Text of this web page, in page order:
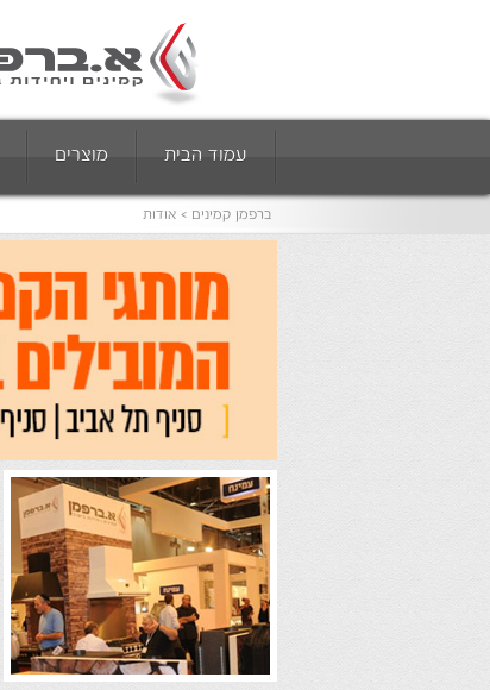
עמוד הבית מוצרים
ברפמן קמינים אודות